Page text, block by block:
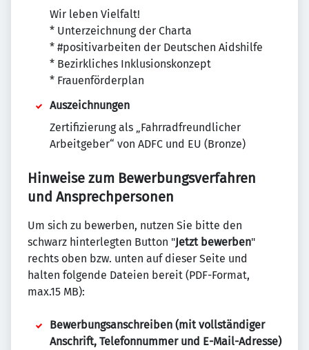
Wir leben Vielfalt!
* Unterzeichnung der Charta
* #positivarbeiten der Deutschen Aidshilfe
* Bezirkliches Inklusionskonzept
* Frauenförderplan
Auszeichnungen
Zertifizierung als „Fahrradfreundlicher
Arbeitgeber“ von ADFC und EU (Bronze)
Hinweise zum Bewerbungsverfahren
und Ansprechpersonen
Um sich zu bewerben, nutzen Sie bitte den
schwarz hinterlegten Button "Jetzt bewerben"
rechts oben bzw. unten auf dieser Seite und
halten folgende Dateien bereit (PDF-Format,
max.15 MB):
Bewerbungsanschreiben (mit vollständiger
Anschrift, Telefonnummer und E-Mail-Adresse)